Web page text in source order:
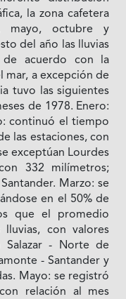
la zona cafetera
mayo, octubre y
del año las lluvias
de acuerdo con la
mar, a excepción de
tuvo las siguientes
de 1978. Enero:
continuó el tiempo
las estaciones, con
exceptúan Lourdes
332 milímetros;
Marzo: se
en el 50% de
que el promedio
con valores
Salazar - Norte de
- Santander y
Mayo: se registró
relación al mes